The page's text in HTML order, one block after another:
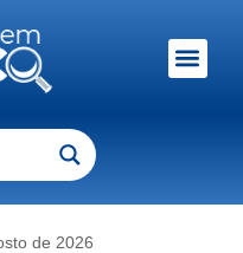
de 2026